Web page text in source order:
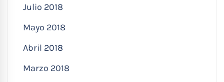
Julio 2018
Mayo 2018
Abril 2018
Marzo 2018